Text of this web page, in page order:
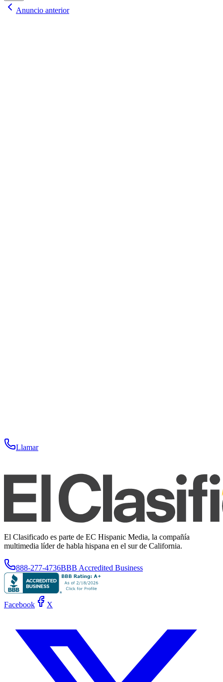
Anuncio anterior
Llamar
El Clasificado es parte de EC Hispanic Media, la compañía
multimedia líder de habla hispana en el sur de California.
888-277-4736BBB Accredited Business
Facebook X